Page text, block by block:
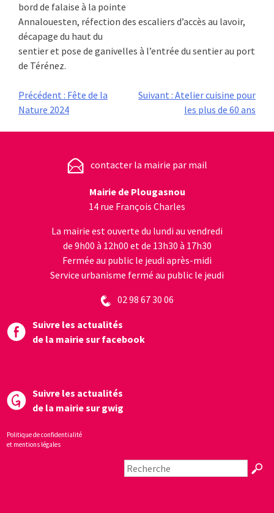
bord de falaise à la pointe
Annalouesten, réfection des escaliers d’accès au lavoir,
décapage du haut du
sentier et pose de ganivelles à l’entrée du sentier au port
de Térénez.
Navigation
de
l’article
Précédent : Fête de la
Nature 2024
Suivant : Atelier cuisine pour
les plus de 60 ans
contacter la mairie par mail
Mairie de Plougasnou
14 rue François Charles
La mairie est ouverte du lundi au vendredi
de 9h00 à 12h00 et de 13h30 à 17h30
Fermée au public le jeudi après-midi
Service urbanisme fermé au public le jeudi
02 98 67 30 06
Suivre les actualités
de la mairie sur facebook
Suivre les actualités
de la mairie sur gwig
Politique de confidentialité
et mentions légales